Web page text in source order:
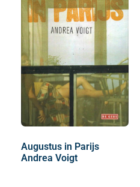
Augustus in Parijs
Andrea Voigt